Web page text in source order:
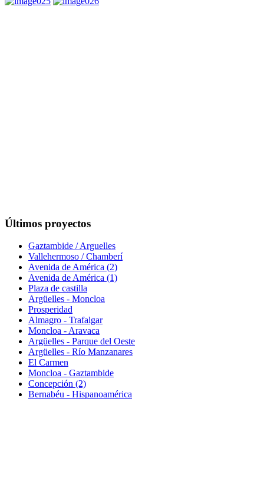
Últimos proyectos
Gaztambide / Arguelles
Vallehermoso / Chamberí
Avenida de América (2)
Avenida de América (1)
Plaza de castilla
Argüelles - Moncloa
Prosperidad
Almagro - Trafalgar
Moncloa - Aravaca
Argüelles - Parque del Oeste
Argüelles - Río Manzanares
El Carmen
Moncloa - Gaztambide
Concepción (2)
Bernabéu - Hispanoamérica